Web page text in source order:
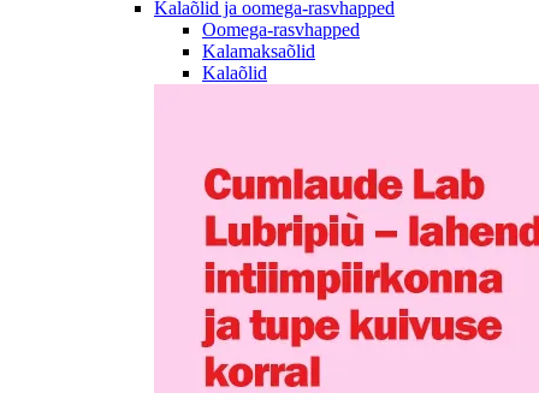
Kalaõlid ja oomega-rasvhapped
Oomega-rasvhapped
Kalamaksaõlid
Kalaõlid